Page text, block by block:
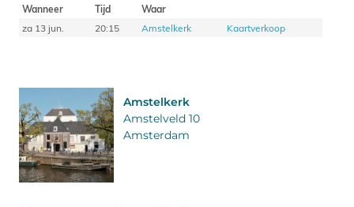
Wanneer Tijd
Waar
za 13 jun.
20:15 Amstelkerk Kaartverkoop
Amstelkerk
Amstelveld 10
Amsterdam